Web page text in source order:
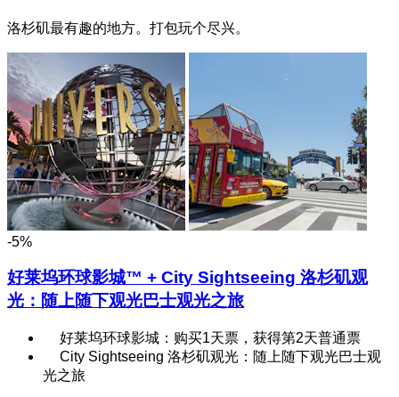
洛杉矶最有趣的地方。打包玩个尽兴。
-5%
好莱坞环球影城™ + City Sightseeing 洛杉矶观
光：随上随下观光巴士观光之旅
好莱坞环球影城：购买1天票，获得第2天普通票
City Sightseeing 洛杉矶观光：随上随下观光巴士观
光之旅